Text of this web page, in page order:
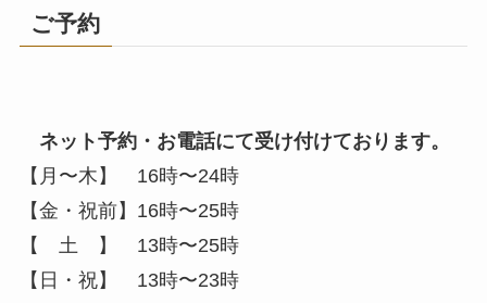
ご予約
ネット予約・お電話にて受け付けております。
【月〜木】 16時〜24時
【金・祝前】16時〜25時
【 土 】 13時〜25時
【日・祝】 13時〜23時